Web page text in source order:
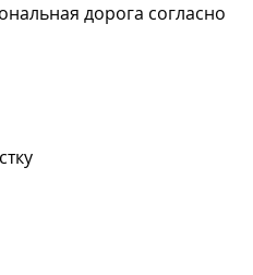
дорога согласно